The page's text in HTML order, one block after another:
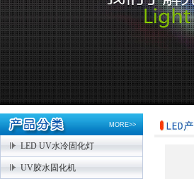
MORE>>
LED UV水冷固化灯
UV胶水固化机